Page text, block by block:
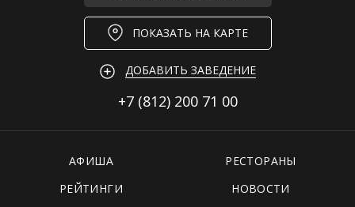
ПОКАЗАТЬ НА КАРТЕ
ДОБАВИТЬ ЗАВЕДЕНИЕ
+7 (812) 200 71 00
АФИША
РЕСТОРАНЫ
РЕЙТИНГИ
НОВОСТИ